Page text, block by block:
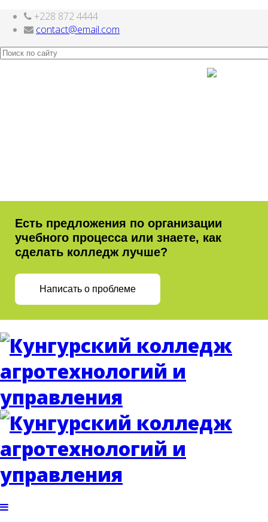
Joomla модули наhttp://joomla3x.ru
+228 872 4444
contact@email.com
Есть предложения по организации
учебного процесса или знаете, как
сделать колледж лучше?
Написать о проблеме